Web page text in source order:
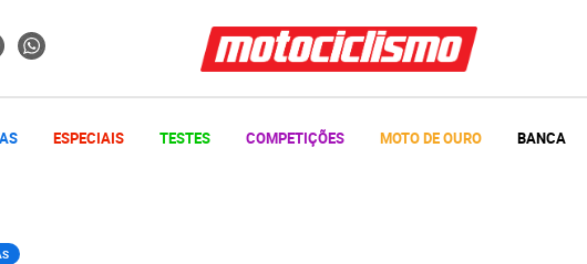
ESPECIAIS TESTES COMPETIÇÕES MOTO DE OURO BANCA